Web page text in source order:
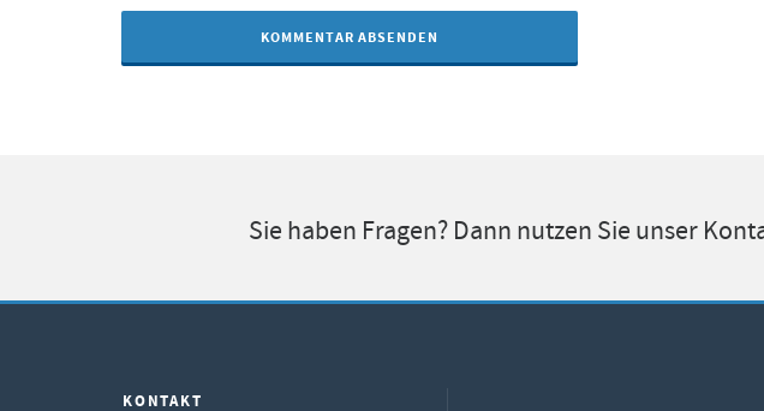
Sie haben Fragen? Dann nutzen Sie unser
KONTAKT